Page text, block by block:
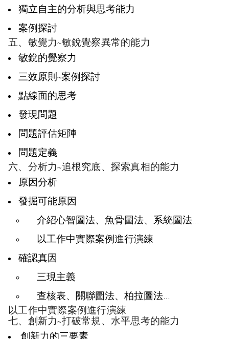
獨立自主的分析與思考能力
案例探討
五、敏覺力~敏銳覺察異常的能力
敏銳的覺察力
三效原則 ~案例探討
點線面的思考
發現問題
問題評估矩陣
問題定義
六、分析力~追根究底、探索真相的能力
原因分析
發掘可能原因
介紹心智圖法、魚骨圖法、系統圖法…
以工作中實際案例進行演練
確認真因
三現主義
查核表、關聯圖法、柏拉圖法…
以工作中實際案例進行演練
七、創新力~打破常規、水平思考的能力
創新力的三要素